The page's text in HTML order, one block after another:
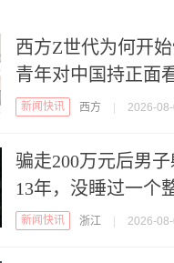
西方Z世代为何开
青年对中国持正面
新闻快讯 西方 2026-
骗走200万元后男
13年，没睡过一个
新闻快讯 浙江 2026-